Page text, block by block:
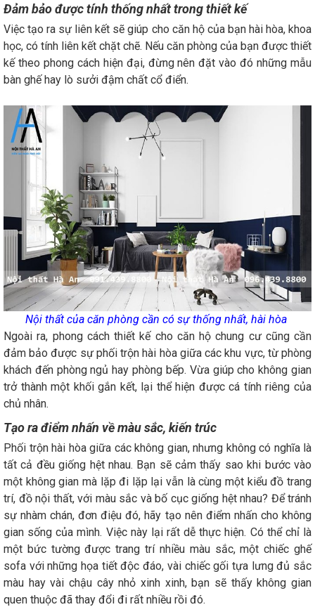
Đảm bảo được tính thống nhất trong thiết kế
Việc tạo ra sự liên kết sẽ giúp cho căn hộ của bạn hài hòa, khoa
học, có tính liên kết chặt chẽ. Nếu căn phòng của bạn được thiết
kế theo phong cách hiện đại, đừng nên đặt vào đó những mẫu
bàn ghế hay lò sưởi đậm chất cổ điển.
Nội thất của căn phòng cần có sự thống nhất, hài hòa
Ngoài ra, phong cách thiết kế cho căn hộ chung cư cũng cần
đảm bảo được sự phối trộn hài hòa giữa các khu vực, từ phòng
khách đến phòng ngủ hay phòng bếp. Vừa giúp cho không gian
trở thành một khối gắn kết, lại thể hiện được cá tính riêng của
chủ nhân.
Tạo ra điểm nhấn về màu sắc, kiến trúc
Phối trộn hài hòa giữa các không gian, nhưng không có nghĩa là
tất cả đều giống hệt nhau. Bạn sẽ cảm thấy sao khi bước vào
một không gian mà lặp đi lặp lại vẫn là cùng một kiểu đồ trang
trí, đồ nội thất, với màu sắc và bố cục giống hệt nhau? Để tránh
sự nhàm chán, đơn điệu đó, hãy tạo nên điểm nhấn cho không
gian sống của mình. Việc này lại rất dễ thực hiện. Có thể chỉ là
một bức tường được trang trí nhiều màu sắc, một chiếc ghế
sofa với những họa tiết độc đáo, vài chiếc gối tựa lưng đủ sắc
màu hay vài chậu cây nhỏ xinh xinh, bạn sẽ thấy không gian
quen thuộc đã thay đổi đi rất nhiều rồi đó.